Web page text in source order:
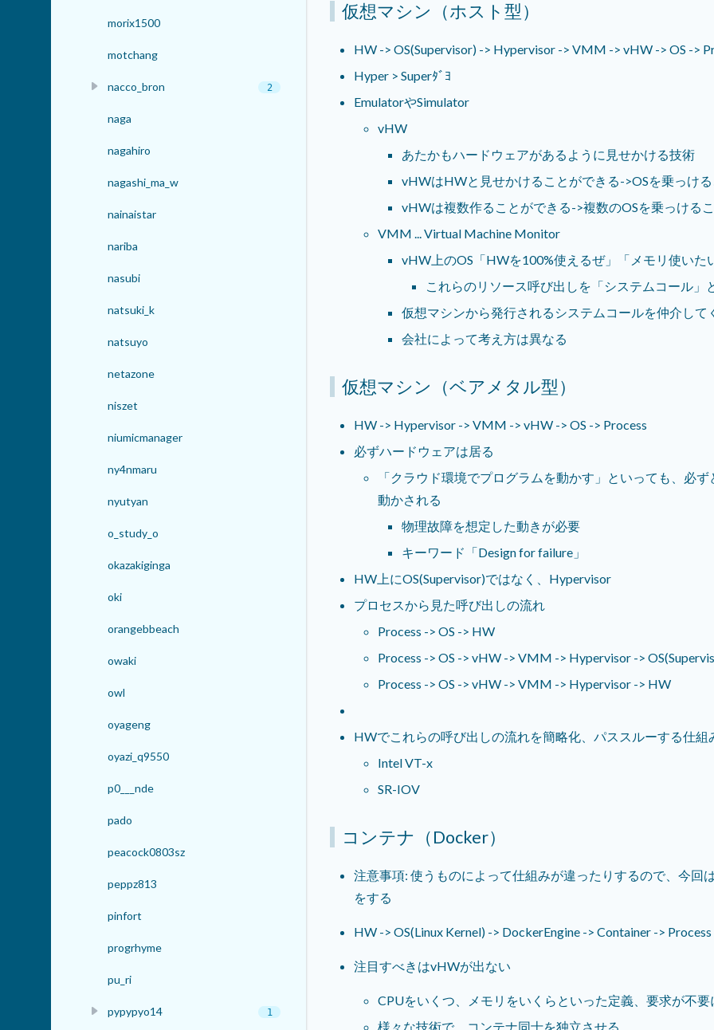
morix1500
motchang
nacco_bron 2
naga
nagahiro
nagashi_ma_w
nainaistar
nariba
nasubi
natsuki_k
natsuyo
netazone
niszet
niumicmanager
ny4nmaru
nyutyan
o_study_o
okazakiginga
oki
orangebbeach
owaki
owl
oyageng
oyazi_q9550
p0___nde
pado
peacock0803sz
peppz813
pinfort
progrhyme
pu_ri
pypypyo14 1
仮想マシン（ホスト型）
HW -> OS(Supervisor) -> Hypervisor -> VMM -> vHW -> OS ->
Hyper > Superﾀﾞﾖ
EmulatorやSimulator
vHW
あたかもハードウェアがあるように見せかける技術
vHWはHWと見せかけることができる->OSを乗っけ
vHWは複数作ることができる->複数のOSを乗っける
VMM ... Virtual Machine Monitor
vHW上のOS「HWを100%使えるぜ」「メモリ使いた
これらのリソース呼び出しを「システムコール」
仮想マシンから発行されるシステムコールを仲介して
会社によって考え方は異なる
仮想マシン（ベアメタル型）
HW -> Hypervisor -> VMM -> vHW -> OS -> Process
必ずハードウェアは居る
「クラウド環境でプログラムを動かす」といっても、必
動かされる
物理故障を想定した動きが必要
キーワード「Design for failure」
HW上にOS(Supervisor)ではなく、Hypervisor
プロセスから見た呼び出しの流れ
Process -> OS -> HW
Process -> OS -> vHW -> VMM -> Hypervisor ->
Process -> OS -> vHW -> VMM -> Hypervisor -> HW
HWでこれらの呼び出しの流れを簡略化、パススルーする仕組
Intel VT-x
SR-IOV
コンテナ（Docker）
注意事項: 使うものによって仕組みが違ったりするので、今回
をする
HW -> OS(Linux Kernel) -> DockerEngine -> Container -> Process
注目すべきはvHWが出ない
CPUをいくつ、メモリをいくらといった定義、要求が不要
様々な技術で、コンテナ同士を独立させる